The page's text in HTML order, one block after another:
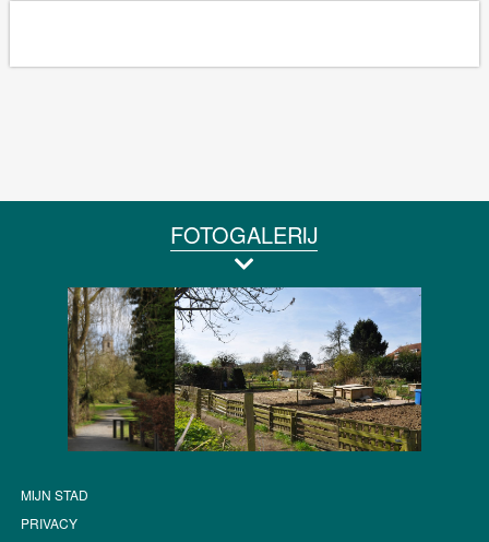
FOTOGALERIJ
MIJN STAD
PRIVACY